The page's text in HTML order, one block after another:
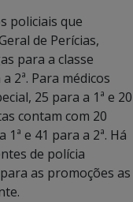
policiais que
de Perícias,
para a classe
2ª. Para médicos
25 para a 1ª e 20
contam com 20
e 41 para a 2ª. Há
de polícia
as promoções as